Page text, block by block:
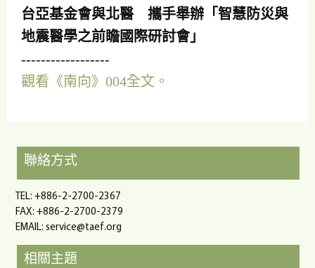
台亞基金會與北醫 攜手舉辦「智慧防災與
地震醫學之前瞻國際研討會」
------------------
觀看《南向》004全文。
聯絡方式
TEL: +886-2-2700-2367
FAX: +886-2-2700-2379
EMAIL: service@taef.org
相關主題